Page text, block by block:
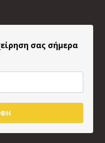
σας σήμερα